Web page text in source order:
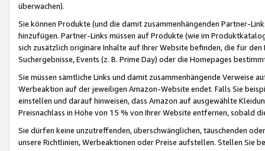
überwachen).
Sie können Produkte (und die damit zusammenhängenden Partner-
hinzufügen. Partner-Links müssen auf Produkte (wie im
sich zusätzlich originäre Inhalte auf Ihrer Website befinden, die für
Suchergebnisse, Events (z. B. Prime Day) oder die Homepages
Sie müssen sämtliche Links und damit zusammenhängende
Werbeaktion auf der jeweiligen Amazon-Website endet. Falls Sie
einstellen und darauf hinweisen, dass Amazon auf ausgewählte
Preisnachlass in Höhe von 15 % von Ihrer Website entfernen, sobald
Sie dürfen keine unzutreffenden, überschwänglichen, täuschenden
unsere Richtlinien, Werbeaktionen oder Preise aufstellen. Stellen Sie